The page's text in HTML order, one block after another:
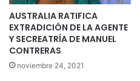
AUSTRALIA RATIFICA
EXTRADICIÓN DE LA AGENTE
Y SECREATRÍA DE MANUEL
CONTRERAS
noviembre 24, 2021